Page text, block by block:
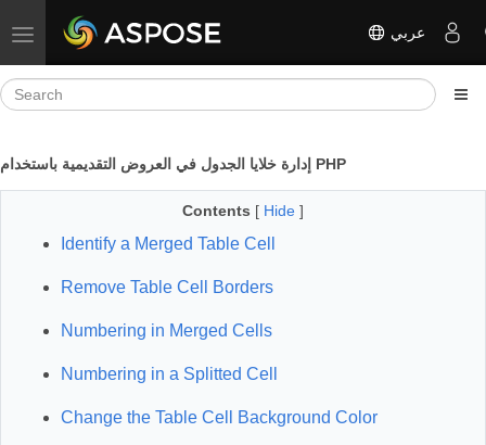
Toggle navigation عربي
إدارة خلايا الجدول في العروض التقديمية باستخدام PHP
Contents [ Hide ]
Identify a Merged Table Cell
Remove Table Cell Borders
Numbering in Merged Cells
Numbering in a Splitted Cell
Change the Table Cell Background Color